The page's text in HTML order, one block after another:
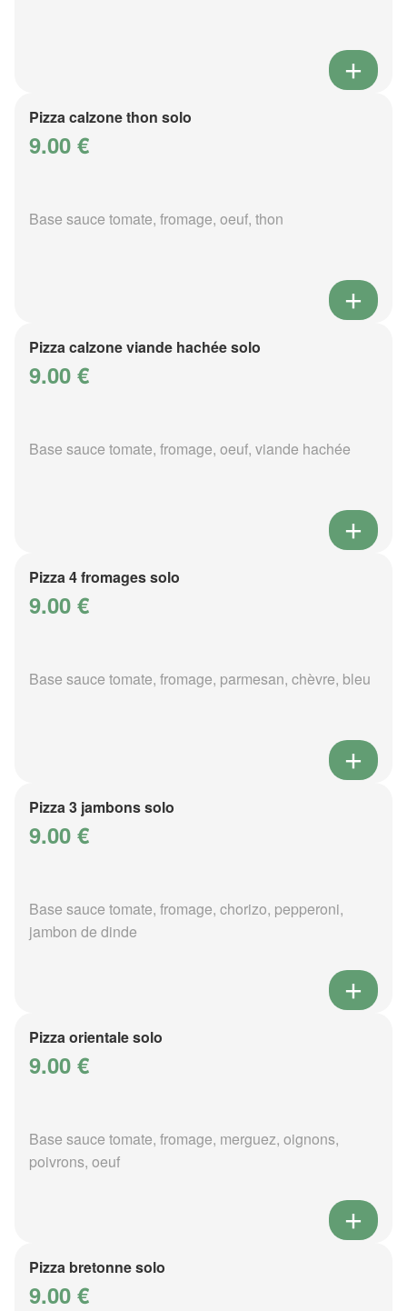
Pizza calzone thon solo
9.00 €
Base sauce tomate, fromage, oeuf, thon
Pizza calzone viande hachée solo
9.00 €
Base sauce tomate, fromage, oeuf, viande hachée
Pizza 4 fromages solo
9.00 €
Base sauce tomate, fromage, parmesan, chèvre, bleu
Pizza 3 jambons solo
9.00 €
Base sauce tomate, fromage, chorizo, pepperoni,
jambon de dinde
Pizza orientale solo
9.00 €
Base sauce tomate, fromage, merguez, oignons,
poivrons, oeuf
Pizza bretonne solo
9.00 €